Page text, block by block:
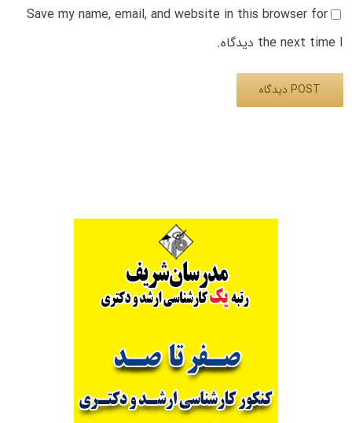
Save my name, email, and website in this browser for
the next time I دیدگاه.